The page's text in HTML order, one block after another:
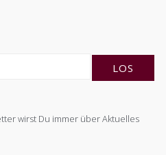
wirst Du immer über Aktuelles